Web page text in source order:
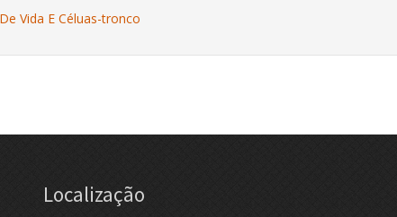
Vida E Céluas-tronco
Localização